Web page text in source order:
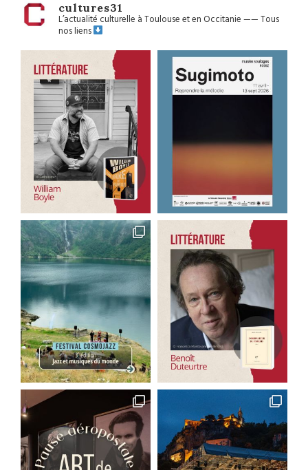
cultures31
L’actualité culturelle à Toulouse et en Occitanie——Tous
nos liens